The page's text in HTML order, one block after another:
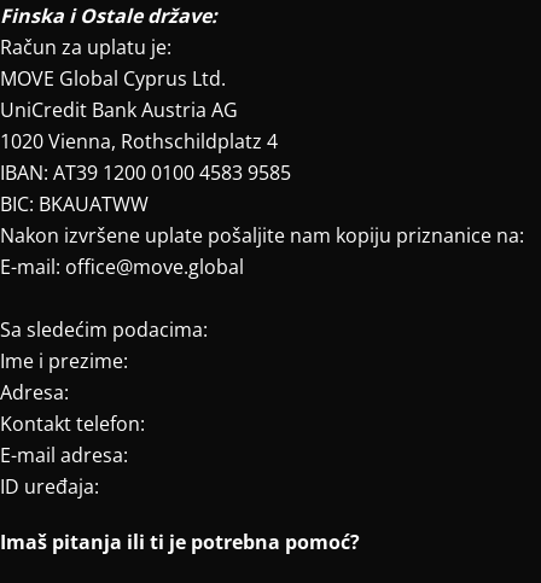
Finska i Ostale države:
Račun za uplatu je:
MOVE Global Cyprus Ltd.
UniCredit Bank Austria AG
1020 Vienna, Rothschildplatz 4
IBAN: AT39 1200 0100 4583 9585
BIC: BKAUATWW
Nakon izvršene uplate pošaljite nam kopiju priznanice na:
E-mail: office@move.global
Sa sledećim podacima:
Ime i prezime:
Adresa:
Kontakt telefon:
E-mail adresa:
ID uređaja:
Imaš pitanja ili ti je potrebna pomoć?